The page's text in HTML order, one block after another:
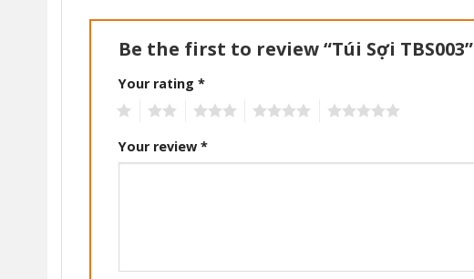
Be the first to review “Túi Sợi TBS003”
Your rating *
Your review *